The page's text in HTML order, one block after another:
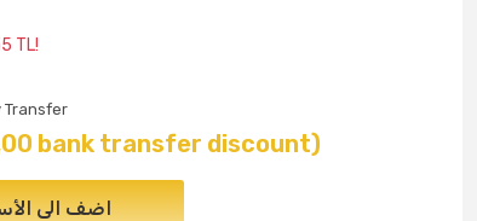
TL!
Transfer
bank transfer discount)
اضف الى